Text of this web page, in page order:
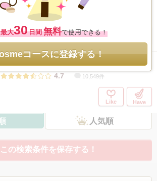
最大30日間 無料で使用できる！
コースに登録する！
ンメイク
4.9
皮脂テカリ防止下地/ セザンヌ
4.7
10,549件
Like Have
人気順
この検索条件を保存する！